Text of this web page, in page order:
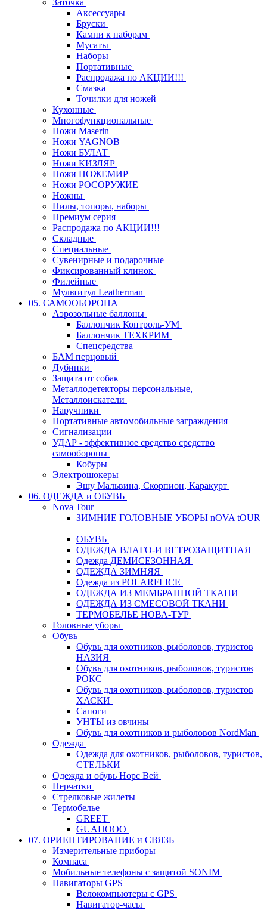
Заточка
Аксессуары
Бруски
Камни к наборам
Мусаты
Наборы
Портативные
Распродажа по АКЦИИ!!!
Смазка
Точилки для ножей
Кухонные
Многофункциональные
Ножи Maserin
Ножи YAGNOB
Ножи БУЛАТ
Ножи КИЗЛЯР
Ножи НОЖЕМИР
Ножи РОСОРУЖИЕ
Ножны
Пилы, топоры, наборы
Премиум серия
Распродажа по АКЦИИ!!!
Складные
Специальные
Сувенирные и подарочные
Фиксированный клинок
Филейные
Мультитул Leatherman
05. САМООБОРОНА
Аэрозольные баллоны
Баллончик Контроль-УМ
Баллончик ТЕХКРИМ
Спецсредства
БАМ перцовый
Дубинки
Защита от собак
Металлодетекторы персональные,
Металлоискатели
Наручники
Портативные автомобильные заграждения
Сигнализации
УДАР - эффективное средство средство
самообороны
Кобуры
Электрошокеры
Эшу Мальвина, Скорпион, Каракурт
06. ОДЕЖДА и ОБУВЬ
Nova Tour
ЗИМНИЕ ГОЛОВНЫЕ УБОРЫ nOVA tOUR
ОБУВЬ
ОДЕЖДА ВЛАГО-И ВЕТРОЗАЩИТНАЯ
Одежда ДЕМИСЕЗОННАЯ
ОДЕЖДА ЗИМНЯЯ
Одежда из POLARFLICE
ОДЕЖДА ИЗ МЕМБРАННОЙ ТКАНИ
ОДЕЖДА ИЗ СМЕСОВОЙ ТКАНИ
ТЕРМОБЕЛЬЕ НОВА-ТУР
Головные уборы
Обувь
Обувь для охотников, рыболовов, туристов
НАЗИЯ
Обувь для охотников, рыболовов, туристов
РОКС
Обувь для охотников, рыболовов, туристов
ХАСКИ
Сапоги
УНТЫ из овчины
Обувь для охотников и рыболовов NordMan
Одежда
Одежда для охотников, рыболовов, туристов,
СТЕЛЬКИ
Одежда и обувь Норс Вей
Перчатки
Стрелковые жилеты
Термобелье
GREET
GUAHOOO
07. ОРИЕНТИРОВАНИЕ и СВЯЗЬ
Измерительные приборы
Компаса
Мобильные телефоны с защитой SONIM
Навигаторы GPS
Велокомпьютеры с GPS
Навигатор-часы